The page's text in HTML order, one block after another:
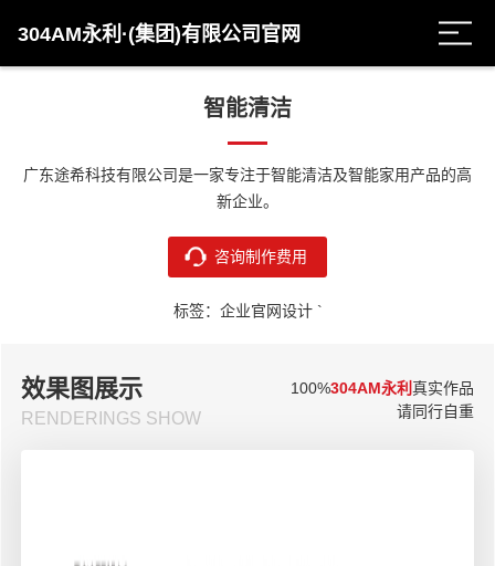
304AM永利·(集团)有限公司官网
智能清洁
广东途希科技有限公司是一家专注于智能清洁及智能家用产品的高
新企业。
咨询制作费用
标签：企业官网设计 `
效果图展示
RENDERINGS SHOW
100%304AM永利 真实作品
请同行自重